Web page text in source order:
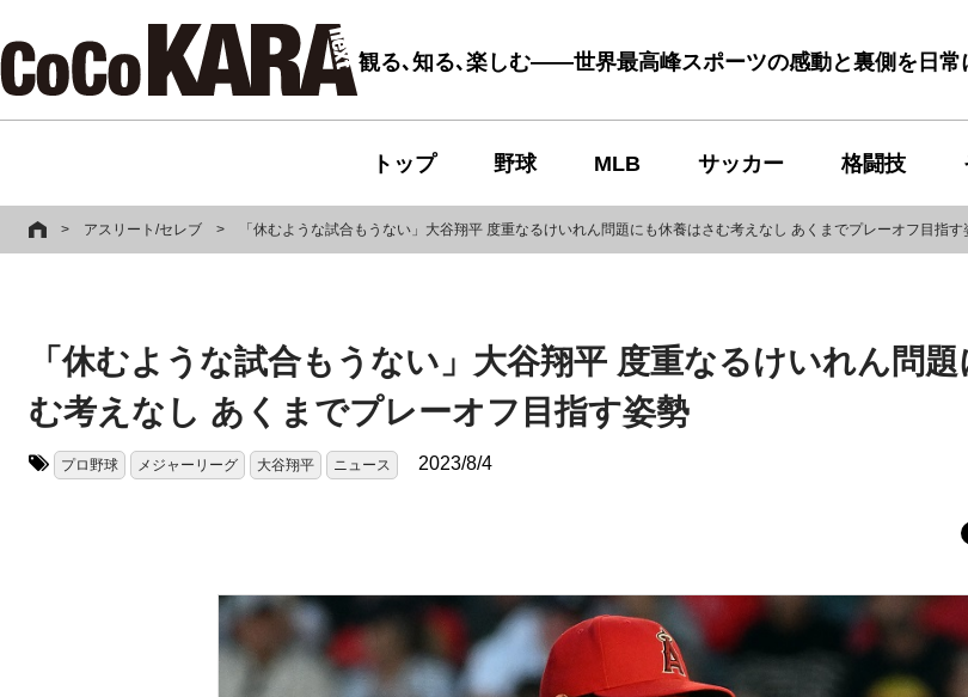
観る､知る､楽しむ――世界最高峰スポーツの感動と裏側を日常
トップ 野球 MLB サッカー 格闘技
> アスリート/セレブ > 「休むような試合もうない」大谷翔平 度重なるけいれん問題にも休養はさむ考えなし あくまでプレーオフ目指す
「休むような試合もうない」大谷翔平 度重なるけいれん問
む考えなし あくまでプレーオフ目指す姿勢
プロ野球 メジャーリーグ 大谷翔平 ニュース 2023/8/4